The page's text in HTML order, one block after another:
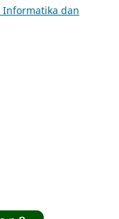
Informatika dan